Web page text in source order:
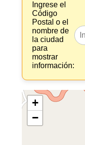
Ingrese el
Código
Postal o el
nombre de
la ciudad
para
mostrar
información:
+
−